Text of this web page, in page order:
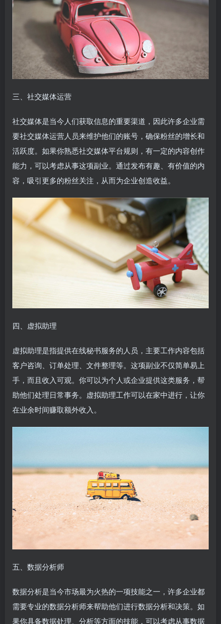
三、社交媒体运营
社交媒体是当今人们获取信息的重要渠道，因此许多企业需
要社交媒体运营人员来维护他们的账号，确保粉丝的增长和
活跃度。如果你熟悉社交媒体平台规则，有一定的内容创作
能力，可以考虑从事这项副业。通过发布有趣、有价值的内
容，吸引更多的粉丝关注，从而为企业创造收益。
四、虚拟助理
虚拟助理是指提供在线秘书服务的人员，主要工作内容包括
客户咨询、订单处理、文件整理等。这项副业不仅简单易上
手，而且收入可观。你可以为个人或企业提供这类服务，帮
助他们处理日常事务。虚拟助理工作可以在家中进行，让你
在业余时间赚取额外收入。
五、数据分析师
数据分析是当今市场最为火热的一项技能之一，许多企业都
需要专业的数据分析师来帮助他们进行数据分析和决策。如
果你具备数据处理、分析等方面的技能，可以考虑从事数据